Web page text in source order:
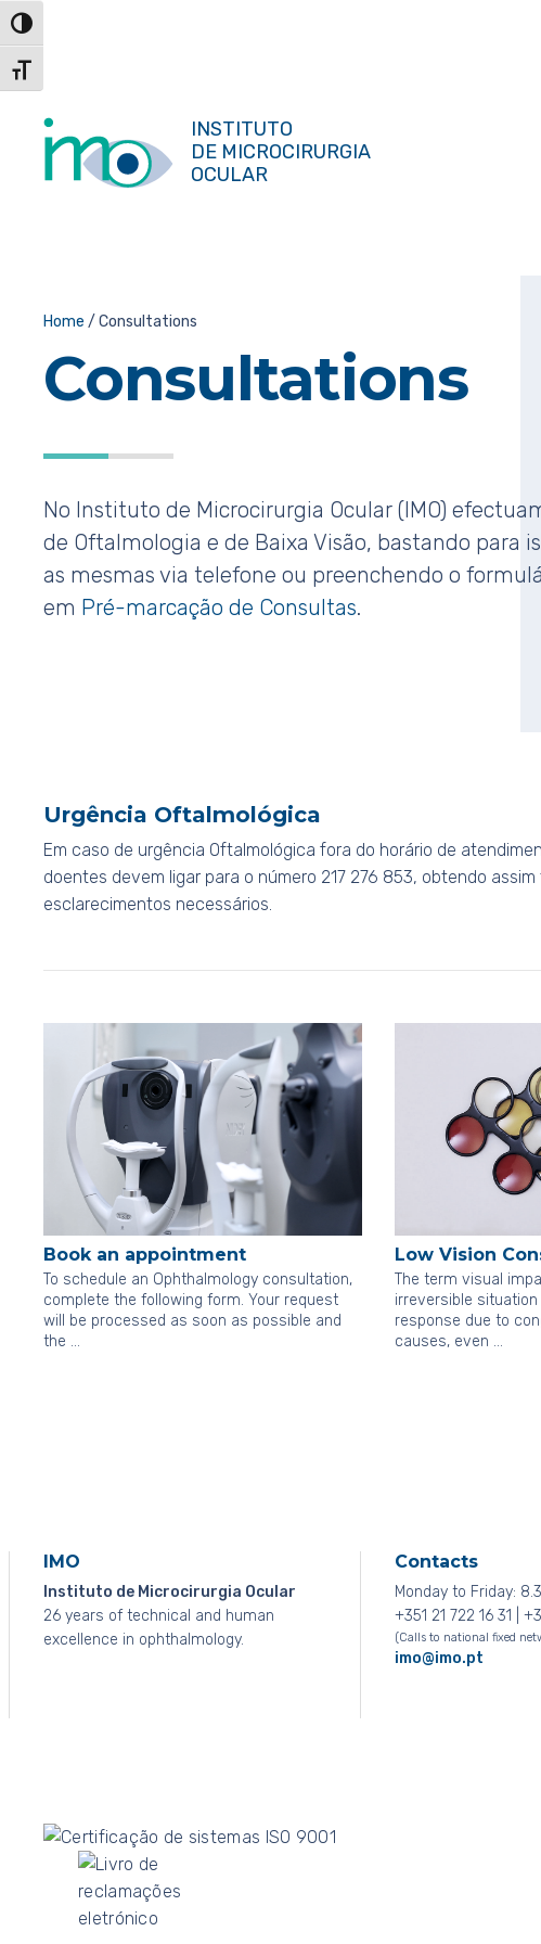
Skip
Content
Toggle High Contrast
Toggle Font size
INSTITUTO
DE MICROCIRURGIA
OCULAR
Home / Consultations
Consultations
No Instituto de Microcirurgia Ocular (IMO)
de Oftalmologia e de Baixa Visão, bastando para
as mesmas via telefone ou preenchendo o
em Pré-marcação de Consultas.
Urgência Oftalmológica
Em caso de urgência Oftalmológica fora do horário de
doentes devem ligar para o número 217 276 853, obtendo
esclarecimentos necessários.
Book an appointment
To schedule an Ophthalmology consultation,
complete the following form. Your request
will be processed as soon as possible and
the …
Low Vision
The term visual
irreversible
response due to
causes, even …
IMO
Instituto de Microcirurgia Ocular
26 years of technical and human
excellence in ophthalmology.
Contacts
Monday to Friday:
+351 21 722 16 31 |
(Calls to national fixed
imo@imo.pt